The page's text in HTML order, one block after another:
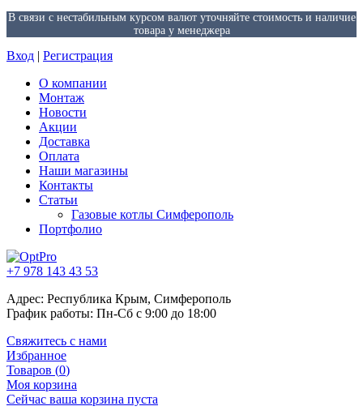
В связи с нестабильным курсом валют уточняйте стоимость и наличие
товара у менеджера
Вход | Регистрация
О компании
Монтаж
Новости
Акции
Доставка
Оплата
Наши магазины
Контакты
Статьи
Газовые котлы Симферополь
Портфолио
+7 978 143 43 53
Адрес: Республика Крым, Симферополь
График работы: Пн-Сб с 9:00 до 18:00
Свяжитесь с нами
Избранное
Товаров (0)
Моя корзина
Сейчас ваша корзина пуста